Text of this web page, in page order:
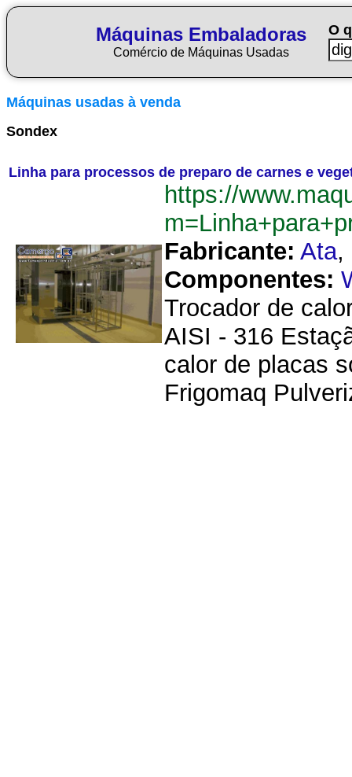
Máquinas Embaladoras
Comércio de Máquinas Usadas
O
Máquinas usadas à venda
Sondex
Linha para processos de preparo de carnes e
https://
Fabricante: Ata,
Componentes:
Trocador de
AISI - 316
calor de placas
Frigomaq